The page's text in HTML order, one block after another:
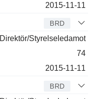
2015-11-11
BRD
Direktör/Styrelseledamot
74
2015-11-11
BRD